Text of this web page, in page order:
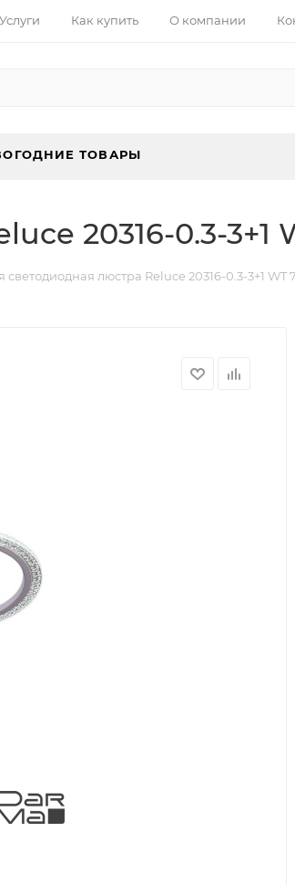
Услуги Как купить О компании
ТОВАРЫ
20316-0.3-3+1
светодиодная люстра Reluce 20316-0.3-3+1 WT